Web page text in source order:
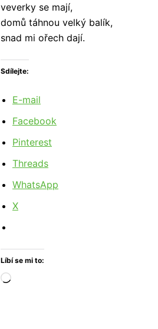
veverky se mají,
domů táhnou velký balík,
snad mi ořech dají.
Sdílejte:
E-mail
Facebook
Pinterest
Threads
WhatsApp
X
Líbí se mi to:
Načítání…